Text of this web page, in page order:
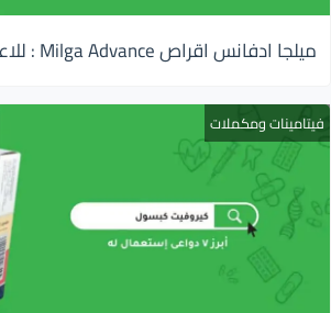
ميلجا ادفانس اقراص Milga Advance : للاعصاب والإكتئاب
فيتامينات ومكملات